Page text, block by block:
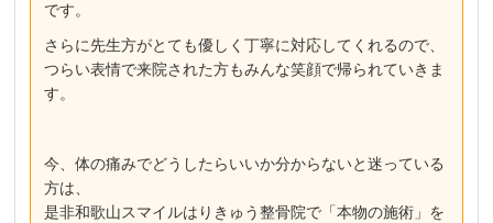
です。
さらに先生方がとても優しく丁寧に対応してくれるので、
つらい表情で来院された方もみんな笑顔で帰られていきま
す。
今、体の痛みでどうしたらいいか分からないと迷っている
方は、
是非和歌山スマイルはりきゅう整骨院で「本物の施術」を